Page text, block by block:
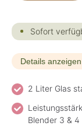
Sofort
Details anzeigen
2 Liter Glas
Blender 3 & 4